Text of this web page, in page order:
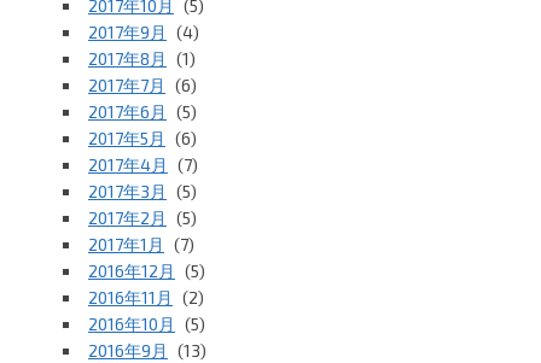
2017年10月
(5)
2017年9月
(4)
2017年8月
(1)
2017年7月
(6)
2017年6月
(5)
2017年5月
(6)
2017年4月
(7)
2017年3月
(5)
2017年2月
(5)
2017年1月
(7)
2016年12月
(5)
2016年11月
(2)
2016年10月
(5)
2016年9月
(13)